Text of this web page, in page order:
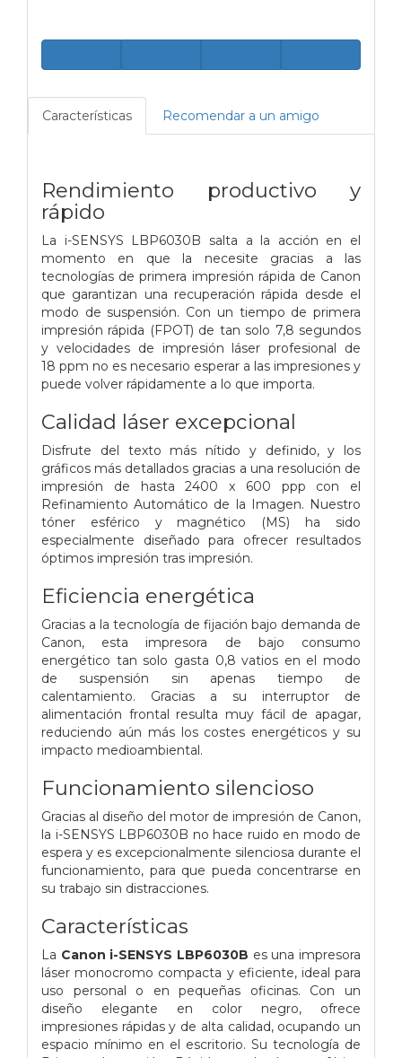
Características Recomendar a un amigo
Rendimiento productivo y
rápido
La i-SENSYS LBP6030B salta a la acción en el
momento en que la necesite gracias a las
tecnologías de primera impresión rápida de Canon
que garantizan una recuperación rápida desde el
modo de suspensión. Con un tiempo de primera
impresión rápida (FPOT) de tan solo 7,8 segundos
y velocidades de impresión láser profesional de
18 ppm no es necesario esperar a las impresiones y
puede volver rápidamente a lo que importa.
Calidad láser excepcional
Disfrute del texto más nítido y definido, y los
gráficos más detallados gracias a una resolución de
impresión de hasta 2400 x 600 ppp con el
Refinamiento Automático de la Imagen. Nuestro
tóner esférico y magnético (MS) ha sido
especialmente diseñado para ofrecer resultados
óptimos impresión tras impresión.
Eficiencia energética
Gracias a la tecnología de fijación bajo demanda de
Canon, esta impresora de bajo consumo
energético tan solo gasta 0,8 vatios en el modo
de suspensión sin apenas tiempo de
calentamiento. Gracias a su interruptor de
alimentación frontal resulta muy fácil de apagar,
reduciendo aún más los costes energéticos y su
impacto medioambiental.
Funcionamiento silencioso
Gracias al diseño del motor de impresión de Canon,
la i-SENSYS LBP6030B no hace ruido en modo de
espera y es excepcionalmente silenciosa durante el
funcionamiento, para que pueda concentrarse en
su trabajo sin distracciones.
Características
La Canon i-SENSYS LBP6030B es una impresora
láser monocromo compacta y eficiente, ideal para
uso personal o en pequeñas oficinas. Con un
diseño elegante en color negro, ofrece
impresiones rápidas y de alta calidad, ocupando un
espacio mínimo en el escritorio. Su tecnología de